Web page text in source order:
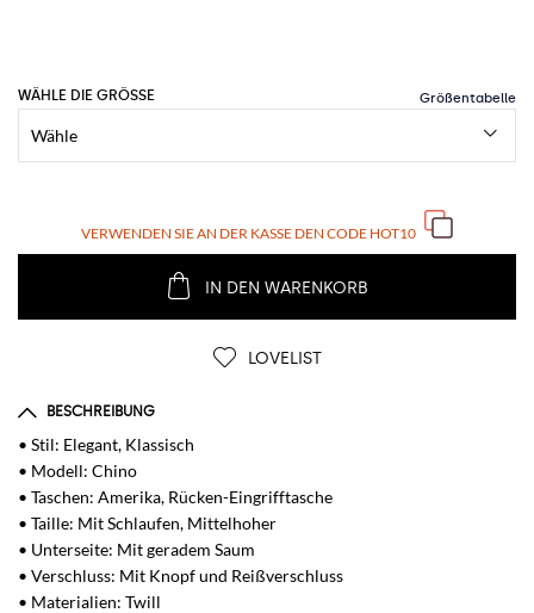
WÄHLE DIE GRÖSSE
VERWENDEN SIE AN DER KASSE DEN CODE HOT10
IN DEN WARENKORB
LOVELIST
BESCHREIBUNG
• Stil: Elegant, Klassisch
• Modell: Chino
• Taschen: Amerika, Rücken-Eingrifftasche
• Taille: Mit Schlaufen, Mittelhoher
• Unterseite: Mit geradem Saum
• Verschluss: Mit Knopf und Reißverschluss
• Materialien: Twill